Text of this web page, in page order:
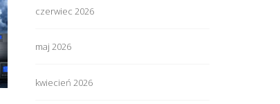
czerwiec 2026
maj 2026
kwiecień 2026